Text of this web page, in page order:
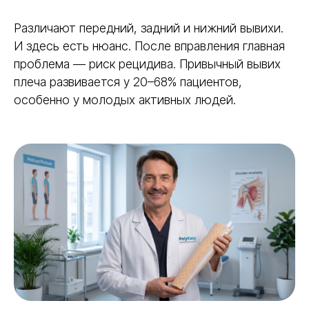
Различают передний, задний и нижний вывихи.
И здесь есть нюанс. После вправления главная
проблема — риск рецидива. Привычный вывих
плеча развивается у 20–68% пациентов,
особенно у молодых активных людей.